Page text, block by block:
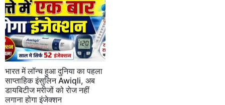
भारत में लॉन्च हुआ दुनिया का पहला
साप्ताहिक इंसुलिन Awiqli, अब
डायबिटीज मरीजों को रोज नहीं
लगाना होगा इंजेक्शन